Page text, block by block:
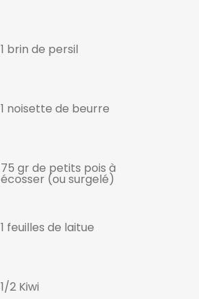
1 brin de persil
1 noisette de beurre
75 gr de petits pois à
écosser (ou surgelé)
1 feuilles de laitue
1/2 Kiwi